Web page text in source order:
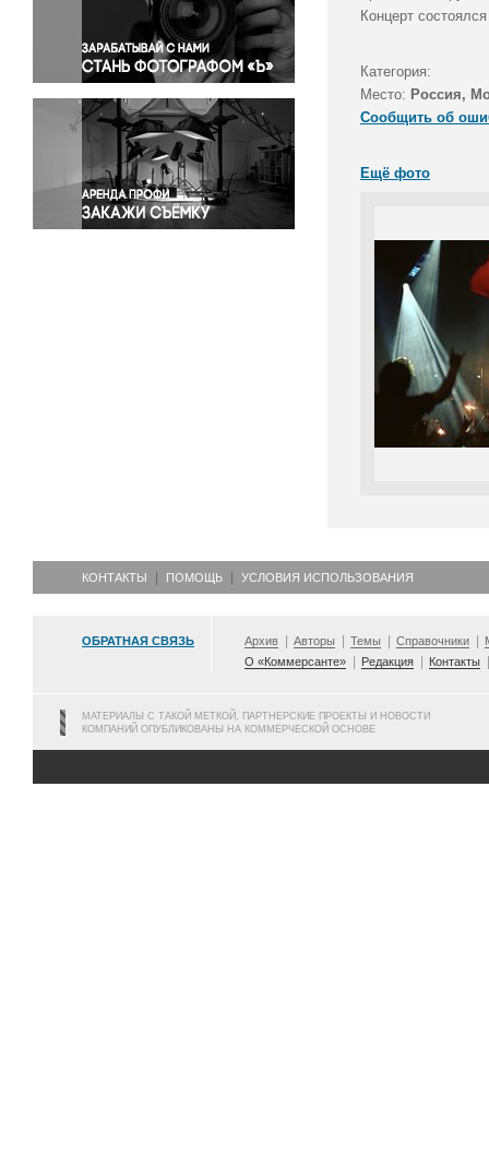
Правосудие
Происшествия и конфликты
Религия
Светская жизнь
Спорт
Экология
Экономика и бизнес
Концерт
Категория:
Место: Россия,
Сообщить об
Ещё фото
КОНТАКТЫ ПОМОЩЬ УСЛОВИЯ ИСПОЛЬЗОВАНИЯ
ОБРАТНАЯ СВЯЗЬ Архив Авторы Темы Справочники
О «Коммерсанте»
Редакция Контакты
МАТЕРИАЛЫ С ТАКОЙ МЕТКОЙ, ПАРТНЕРСКИЕ ПРОЕКТЫ И НОВОСТИ
КОМПАНИЙ ОПУБЛИКОВАНЫ НА КОММЕРЧЕСКОЙ ОСНОВЕ